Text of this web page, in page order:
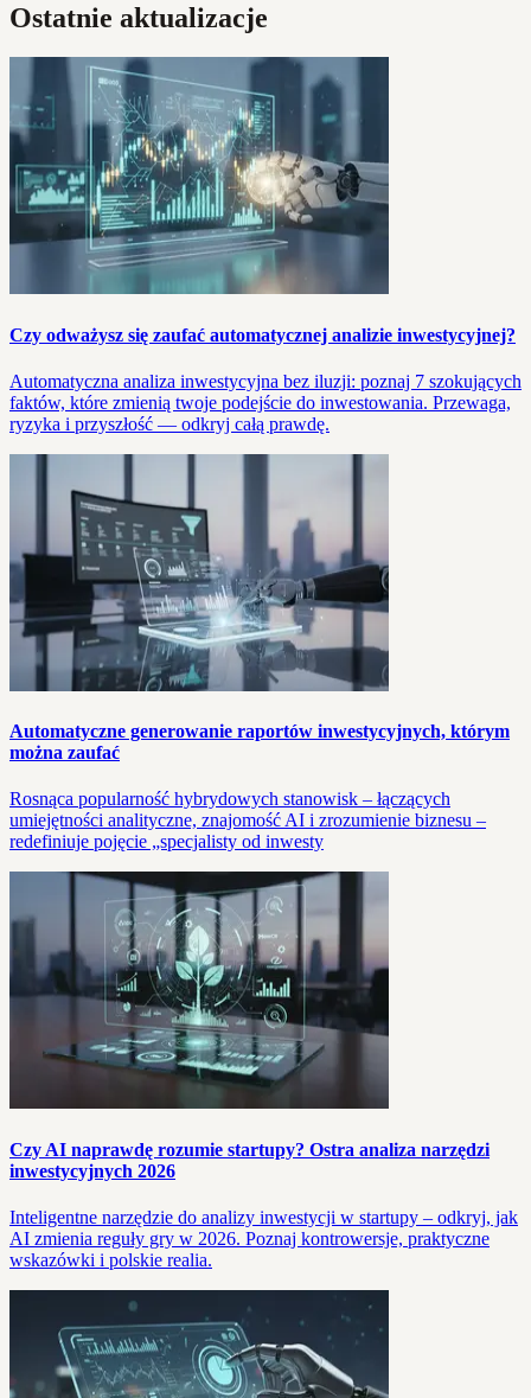
Ostatnie aktualizacje
Czy odważysz się zaufać automatycznej analizie inwestycyjnej?
Automatyczna analiza inwestycyjna bez iluzji: poznaj 7 szokujących
faktów, które zmienią twoje podejście do inwestowania. Przewaga,
ryzyka i przyszłość — odkryj całą prawdę.
Automatyczne generowanie raportów inwestycyjnych, którym
można zaufać
Rosnąca popularność hybrydowych stanowisk – łączących
umiejętności analityczne, znajomość AI i zrozumienie biznesu –
redefiniuje pojęcie „specjalisty od inwesty
Czy AI naprawdę rozumie startupy? Ostra analiza narzędzi
inwestycyjnych 2026
Inteligentne narzędzie do analizy inwestycji w startupy – odkryj, jak
AI zmienia reguły gry w 2026. Poznaj kontrowersje, praktyczne
wskazówki i polskie realia.